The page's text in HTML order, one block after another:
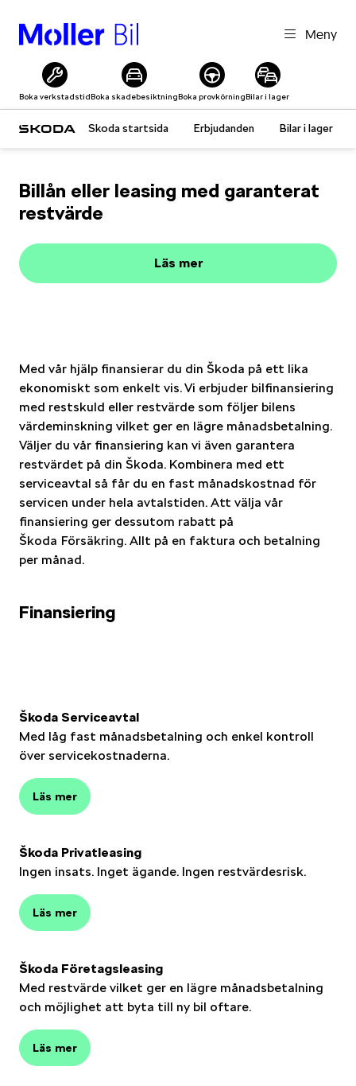
Meny
Boka verkstadstidBoka skadebesiktningBoka provkörningBilar i lager
Skoda startsida Erbjudanden Bilar i lager
Billån eller leasing med garanterat
restvärde
Läs mer
Med vår hjälp finansierar du din Škoda på ett lika
ekonomiskt som enkelt vis. Vi erbjuder bilfinansiering
med restskuld eller restvärde som följer bilens
värdeminskning vilket ger en lägre månadsbetalning.
Väljer du vår finansiering kan vi även garantera
restvärdet på din Škoda. Kombinera med ett
serviceavtal så får du en fast månadskostnad för
servicen under hela avtalstiden. Att välja vår
finansiering ger dessutom rabatt på
Škoda Försäkring. Allt på en faktura och betalning
per månad.
Finansiering
Škoda Serviceavtal
Med låg fast månadsbetalning och enkel kontroll
över servicekostnaderna.
Läs mer
Škoda Privatleasing
Ingen insats. Inget ägande. Ingen restvärdesrisk.
Läs mer
Škoda Företagsleasing
Med restvärde vilket ger en lägre månadsbetalning
och möjlighet att byta till ny bil oftare.
Läs mer